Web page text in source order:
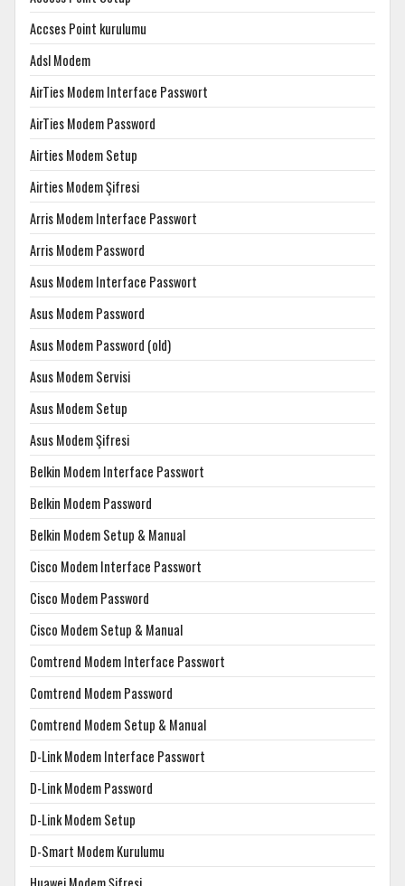
Accses Point kurulumu
Adsl Modem
AirTies Modem Interface Passwort
AirTies Modem Password
Airties Modem Setup
Airties Modem Şifresi
Arris Modem Interface Passwort
Arris Modem Password
Asus Modem Interface Passwort
Asus Modem Password
Asus Modem Password (old)
Asus Modem Servisi
Asus Modem Setup
Asus Modem Şifresi
Belkin Modem Interface Passwort
Belkin Modem Password
Belkin Modem Setup & Manual
Cisco Modem Interface Passwort
Cisco Modem Password
Cisco Modem Setup & Manual
Comtrend Modem Interface Passwort
Comtrend Modem Password
Comtrend Modem Setup & Manual
D-Link Modem Interface Passwort
D-Link Modem Password
D-Link Modem Setup
D-Smart Modem Kurulumu